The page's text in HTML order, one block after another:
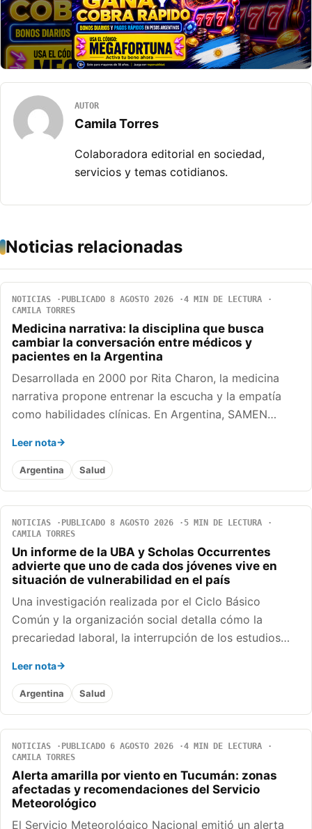
AUTOR
Camila Torres
Colaboradora editorial en sociedad,
servicios y temas cotidianos.
Noticias relacionadas
NOTICIAS PUBLICADO 8 AGOSTO 2026
4 MIN DE LECTURA
CAMILA TORRES
Medicina narrativa: la disciplina que busca
cambiar la conversación entre médicos y
pacientes en la Argentina
Desarrollada en 2000 por Rita Charon, la medicina
narrativa propone entrenar la escucha y la empatía
como habilidades clínicas. En Argentina, SAMEN…
Leer nota
Argentina Salud
NOTICIAS PUBLICADO 8 AGOSTO 2026
5 MIN DE LECTURA
CAMILA TORRES
Un informe de la UBA y Scholas Occurrentes
advierte que uno de cada dos jóvenes vive en
situación de vulnerabilidad en el país
Una investigación realizada por el Ciclo Básico
Común y la organización social detalla cómo la
precariedad laboral, la interrupción de los estudios…
Leer nota
Argentina Salud
NOTICIAS PUBLICADO 6 AGOSTO 2026
4 MIN DE LECTURA
CAMILA TORRES
Alerta amarilla por viento en Tucumán: zonas
afectadas y recomendaciones del Servicio
Meteorológico
El Servicio Meteorológico Nacional emitió un alerta